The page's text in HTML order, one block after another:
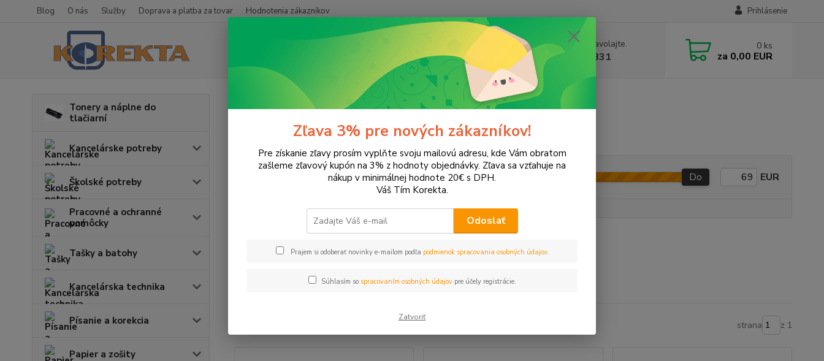
Blog O nás Služby Doprava a platba za tovar Hodnotenia zákazníkov Prihlásenie
Neviete si rady? Zavolajte.
+421 905 615 831
0 ks
za 0,00 EUR
Tonery a náplne do
tlačiarní
Kancelárske potreby
Školské potreby
Pracovné a ochranné
pomôcky
Tašky a batohy
Kancelárska technika
Písanie a korekcia
Papier a zošity
Tonery a náplne do tlačiarní EPSON WP-4025
WP-4025
Upresniť parametre
EUR Od Do EUR
strana z 1
Zľava 3% pre nových zákazníkov!
Pre získanie zľavy prosím vyplňte svoju mailovú adresu, kde Vám obratom
zašleme zľavový kupón na 3% z hodnoty objednávky. Zľava sa vzťahuje na
nákup v minimálnej hodnote 20€ s DPH.
Váš Tím Korekta.
Odoslať
Prajem si odoberať novinky e-mailom podľa podmienok spracovania osobných údajov.
Súhlasím so spracovaním osobných údajovpre účely registrácie.
Zatvoriť